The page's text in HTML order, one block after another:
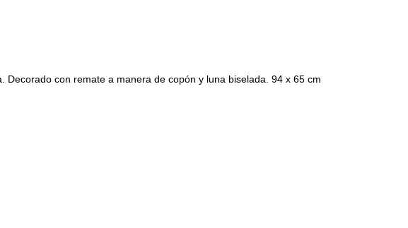
Decorado con remate a manera de copón y luna biselada. 94 x 65 cm